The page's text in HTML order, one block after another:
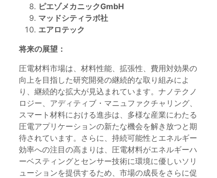
ピエゾメカニックGmbH
マッドシティラボ社
エアロテック
将来の展望：
圧電材料市場は、材料性能、拡張性、費用対効果の
向上を目指した研究開発の継続的な取り組みによ
り、継続的な拡大が見込まれています。ナノテクノ
ロジー、アディティブ・マニュファクチャリング、
スマート材料における進歩は、多様な産業にわたる
圧電アプリケーションの新たな機会を解き放つと期
待されています。さらに、持続可能性とエネルギー
効率への注目の高まりは、圧電材料がエネルギーハ
ーベスティングとセンサー技術に環境に優しいソリ
ューションを提供するため、市場の成長をさらに促